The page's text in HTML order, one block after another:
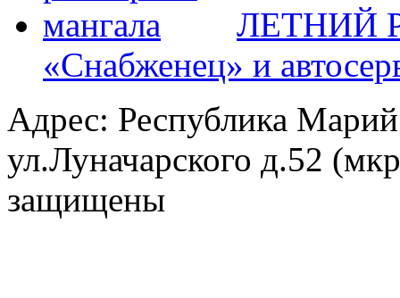
ЛЕТНИЙ
«Снабженец» и
Адрес: Республика
ул.Луначарского д.52
защищены